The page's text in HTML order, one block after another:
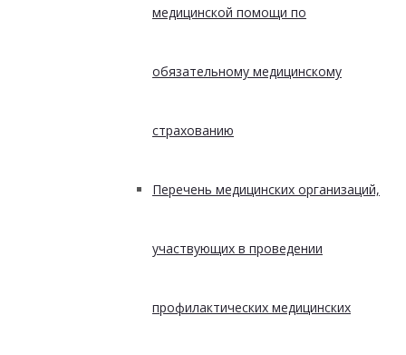
медицинской помощи по
обязательному медицинскому
страхованию
Перечень медицинских организаций,
участвующих в проведении
профилактических медицинских